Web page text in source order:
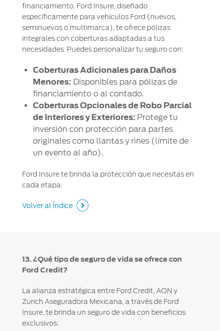
financiamiento. Ford Insure, diseñado
específicamente para vehículos Ford (nuevos,
seminuevos o multimarca), te ofrece pólizas
integrales con coberturas adaptadas a tus
necesidades. Puedes personalizar tu seguro con:
Coberturas Adicionales para Daños
Menores: Disponibles para pólizas de
financiamiento o al contado.
Coberturas Opcionales de Robo Parcial
de Interiores y Exteriores: Protege tu
inversión con protección para partes
originales como llantas y rines (límite de
un evento al año).
Ford Insure te brinda la protección que necesitas en
cada etapa.
Volver al Índice
13. ¿Qué tipo de seguro de vida se ofrece con
Ford Credit?
La alianza estratégica entre Ford Credit, AON y
Zurich Aseguradora Mexicana, a través de Ford
Insure, te brinda un seguro de vida con beneficios
exclusivos: